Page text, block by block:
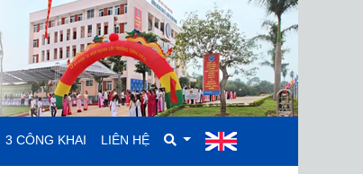
3 CÔNG KHAI LIÊN HỆ